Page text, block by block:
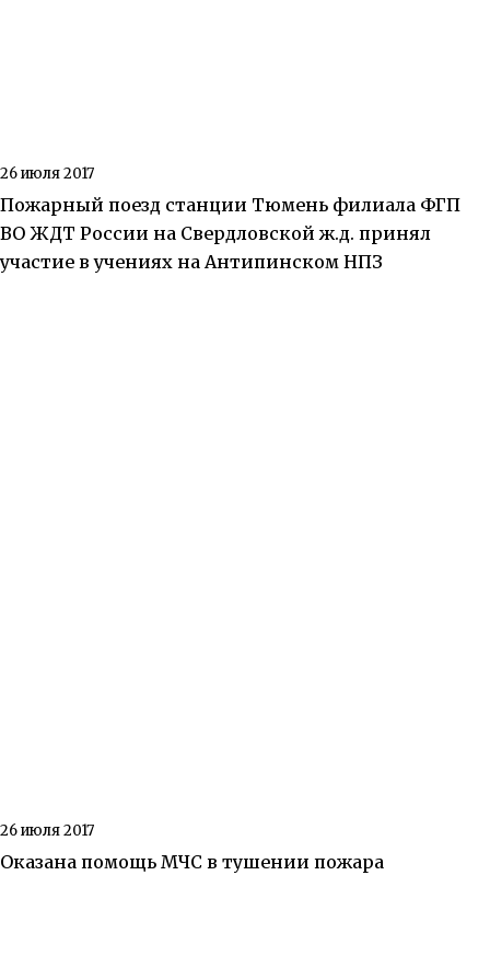
26 июля 2017
Пожарный поезд станции Тюмень филиала ФГП
ВО ЖДТ России на Свердловской ж.д. принял
участие в учениях на Антипинском НПЗ
26 июля 2017
Оказана помощь МЧС в тушении пожара